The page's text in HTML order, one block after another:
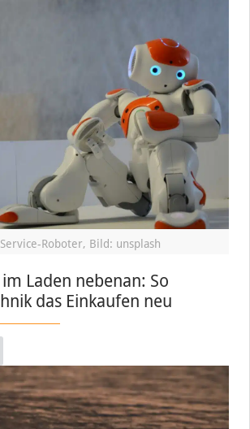
Service-Roboter, Bild: unsplash
Laden nebenan: So
das Einkaufen neu